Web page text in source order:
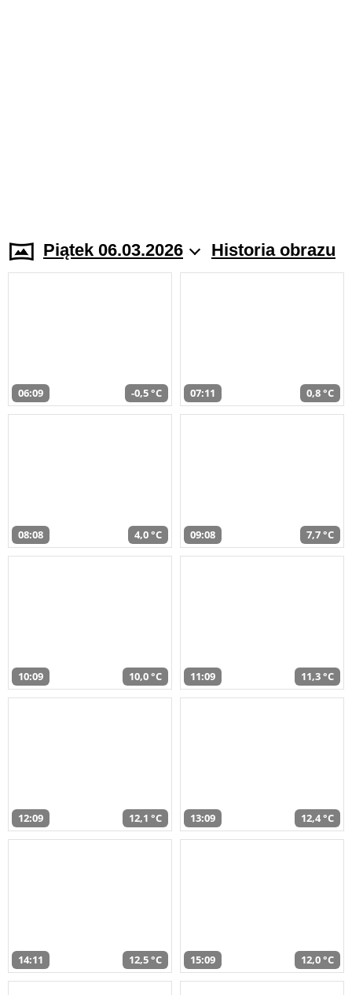
Piątek 06.03.2026 Historia obrazu
06:09 -0,5 °C 07:11 0,8 °C
08:08 4,0 °C 09:08 7,7 °C
10:09 10,0 °C 11:09 11,3 °C
12:09 12,1 °C 13:09 12,4 °C
14:11 12,5 °C 15:09 12,0 °C